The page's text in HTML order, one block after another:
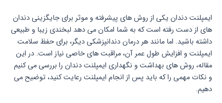
ایمپلنت دندان یکی از روش های پیشرفته و موثر برای جایگزینی دندان
های از دست رفته است که به شما امکان می دهد لبخندی زیبا و طبیعی
داشته باشید. اما مانند هر درمان دندانپزشکی دیگر، برای حفظ سلامت
ایمپلنت و افزایش طول عمر آن، مراقبت های خاصی نیاز است. در این
مقاله، روش های بهداشت و نگهداری ایمپلنت دندان را بررسی می کنیم
و نکات مهمی را که باید پس از انجام ایمپلنت رعایت کنید، توضیح می
دهیم.